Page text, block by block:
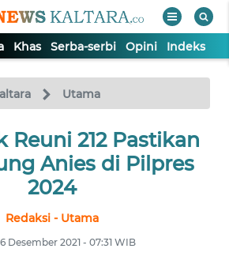
Khas Serba-serbi Opini Indeks
Utama
Reuni 212 Pastikan
Anies di Pilpres
2024
Redaksi - Utama
Desember 2021 - 07:31 WIB